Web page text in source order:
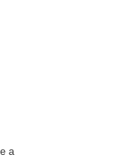
a